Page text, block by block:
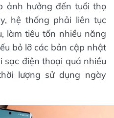
ảnh hưởng đến tuổi thọ
hệ thống phải liên tục
làm tiêu tốn nhiều năng
bỏ lỡ các bản cập nhật
sạc điện thoại quá nhiều
lượng sử dụng ngày